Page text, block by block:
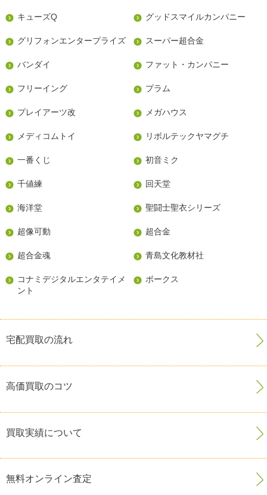
キューズQ グッドスマイルカンパニー
グリフォンエンタープライズ スーパー超合金
バンダイ ファット・カンパニー
フリーイング プラム
プレイアーツ改 メガハウス
メディコムトイ リボルテックヤマグチ
一番くじ 初音ミク
千値練 回天堂
海洋堂 聖闘士聖衣シリーズ
超像可動 超合金
超合金魂 青島文化教材社
コナミデジタルエンタテイメ
ント
ボークス
宅配買取の流れ
高価買取のコツ
買取実績について
無料オンライン査定